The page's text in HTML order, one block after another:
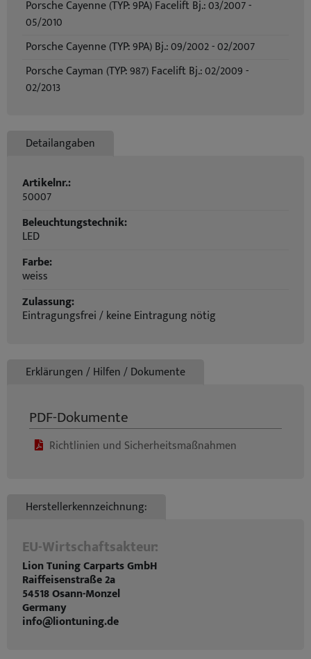
Porsche Cayenne (TYP: 9PA) Facelift Bj.: 03/2007 -
05/2010
Porsche Cayenne (TYP: 9PA) Bj.: 09/2002 - 02/2007
Porsche Cayman (TYP: 987) Facelift Bj.: 02/2009 -
02/2013
Detailangaben
Artikelnr.:
50007
Beleuchtungstechnik:
LED
Farbe:
weiss
Zulassung:
Eintragungsfrei / keine Eintragung nötig
Erklärungen / Hilfen / Dokumente
PDF-Dokumente
Richtlinien und Sicherheitsmaßnahmen
Herstellerkennzeichnung:
EU-Wirtschaftsakteur:
Lion Tuning Carparts GmbH
Raiffeisenstraße 2a
54518 Osann-Monzel
Germany
info@liontuning.de